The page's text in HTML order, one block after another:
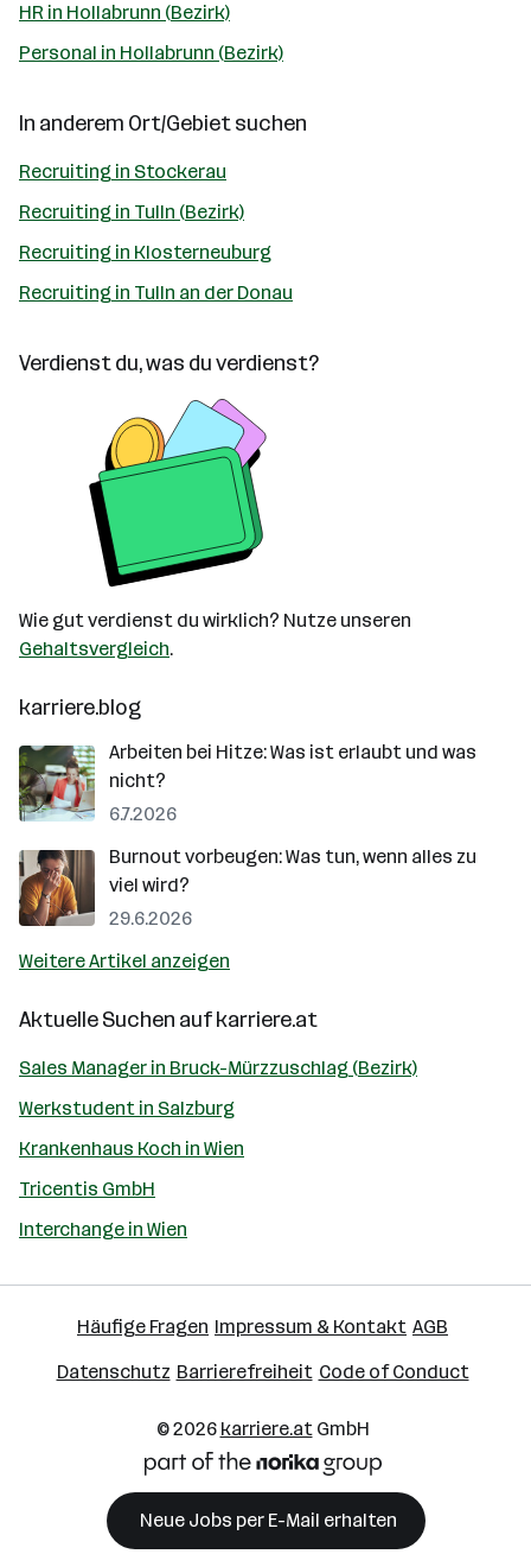
HR in Hollabrunn (Bezirk)
Personal in Hollabrunn (Bezirk)
In anderem Ort/Gebiet suchen
Recruiting in Stockerau
Recruiting in Tulln (Bezirk)
Recruiting in Klosterneuburg
Recruiting in Tulln an der Donau
Verdienst du, was du verdienst?
Wie gut verdienst du wirklich? Nutze unseren
Gehaltsvergleich.
karriere.blog
Arbeiten bei Hitze: Was ist erlaubt und was
nicht?
6.7.2026
Burnout vorbeugen: Was tun, wenn alles zu
viel wird?
29.6.2026
Weitere Artikel anzeigen
Aktuelle Suchen aufkarriere.at
Sales Manager in Bruck-Mürzzuschlag (Bezirk)
Werkstudent in Salzburg
Krankenhaus Koch in Wien
Tricentis GmbH
Interchange in Wien
Häufige Fragen Impressum & Kontakt AGB
Datenschutz Barrierefreiheit Code of Conduct
© 2026 karriere.atGmbH
Neue Jobs per E-Mail erhalten